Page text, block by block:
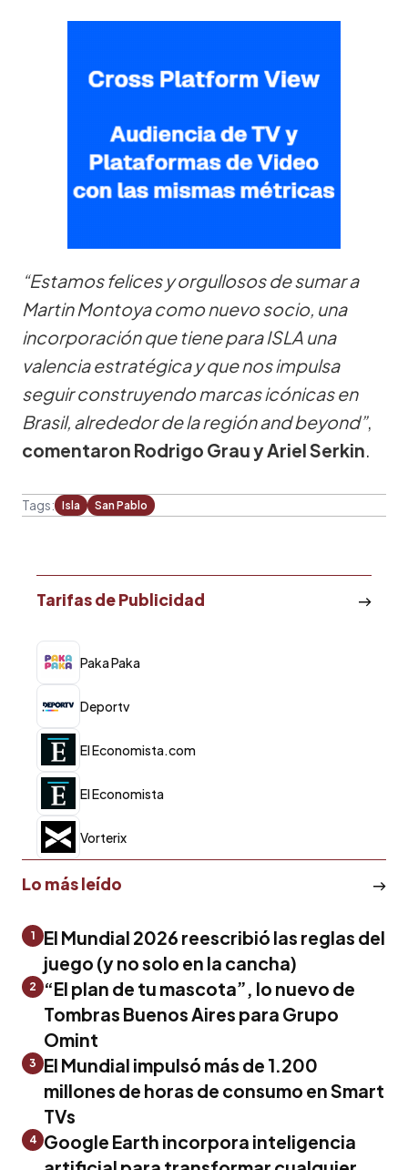
“Estamos felices y orgullosos de sumar a
Martin Montoya como nuevo socio, una
incorporación que tiene para ISLA una
valencia estratégica y que nos impulsa
seguir construyendo marcas icónicas en
Brasil, alrededor de la región and beyond”,
comentaron Rodrigo Grau y Ariel Serkin.
Tags: Isla San Pablo
Tarifas de Publicidad
Paka Paka
Deportv
El Economista.com
El Economista
Vorterix
Lo más leído
1
El Mundial 2026 reescribió las reglas del
juego (y no solo en la cancha)
2
“El plan de tu mascota”, lo nuevo de
Tombras Buenos Aires para Grupo
Omint
3
El Mundial impulsó más de 1.200
millones de horas de consumo en Smart
TVs
4 Google Earth incorpora inteligencia